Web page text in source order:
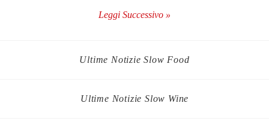
Leggi Successivo »
Ultime Notizie Slow Food
Ultime Notizie Slow Wine